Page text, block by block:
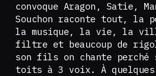
convoque Aragon, Satie,
Souchon raconte tout, la
la musique, la vie, la
filtre et beaucoup de
son fils on chante perché
toits à 3 voix. À quelques